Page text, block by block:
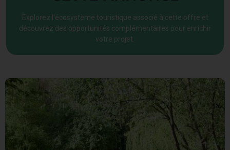
Explorez l'écosystème touristique associé à cette offre et
découvrez des opportunités complémentaires pour enrichir
votre projet.